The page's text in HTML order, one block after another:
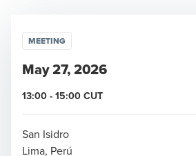
MEETING
May 27, 2026
13:00 - 15:00 CUT
San Isidro
Lima, Perú